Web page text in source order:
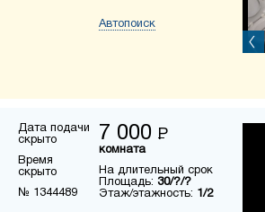
Автопоиск
Дата подачи
скрыто
Время
скрыто
№ 1344489
7 000 Р
комната
На длительный срок
Площадь: 30/?/?
Этаж/этажность: 1/2